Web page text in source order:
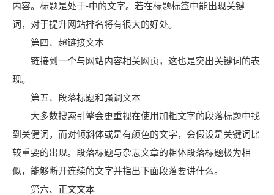
内容。标题是处于-中的文字。若在标题标签中能出现关键
词，对于提升网站排名将有很大的好处。
第四、超链接文本
链接到一个与网站内容相关网页，这也是突出关键词的表
现。
第五、段落标题和强调文本
大多数搜索引擎会更重视在使用加粗文字的段落标题中找
到关健词，而对倾斜体或是有颜色的文字，会假设是关键词比
较重要的出现。段落标题与杂志文章的粗体段落标题极为相
似，能够断开连续的文字并指出下面段落要讲什么。
第六、正文文本